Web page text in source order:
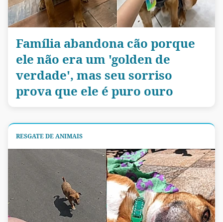
Família abandona cão porque
ele não era um 'golden de
verdade', mas seu sorriso
prova que ele é puro ouro
RESGATE DE ANIMAIS